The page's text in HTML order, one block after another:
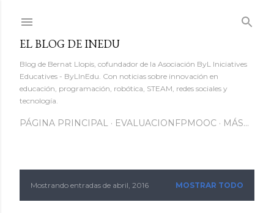
EL BLOG DE INEDU
Blog de Bernat Llopis, cofundador de la Asociación ByL Iniciatives
Educatives - ByLInEdu. Con noticias sobre innovación en
educación, programación, robótica, STEAM, redes sociales y
tecnología.
PÁGINA PRINCIPAL EVALUACIONFPMOOC MÁS…
EMostrando entradas de abril, 2016 MOSTRAR TODO